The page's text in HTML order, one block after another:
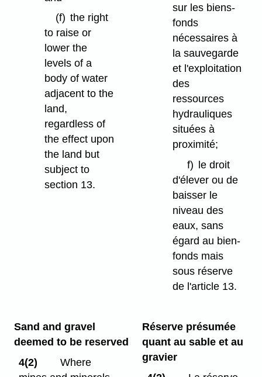
(f) the right
to raise or
lower the
levels of a
body of water
adjacent to the
land,
regardless of
the effect upon
the land but
subject to
section 13.
sur les biens-
fonds
nécessaires à
la sauvegarde
et l'exploitation
des
ressources
hydrauliques
situées à
proximité;
f) le droit
d'élever ou de
baisser le
niveau des
eaux, sans
égard au bien-
fonds mais
sous réserve
de l'article 13.
Sand and gravel
deemed to be reserved
4(2)
Where
Réserve présumée
quant au sable et au
gravier